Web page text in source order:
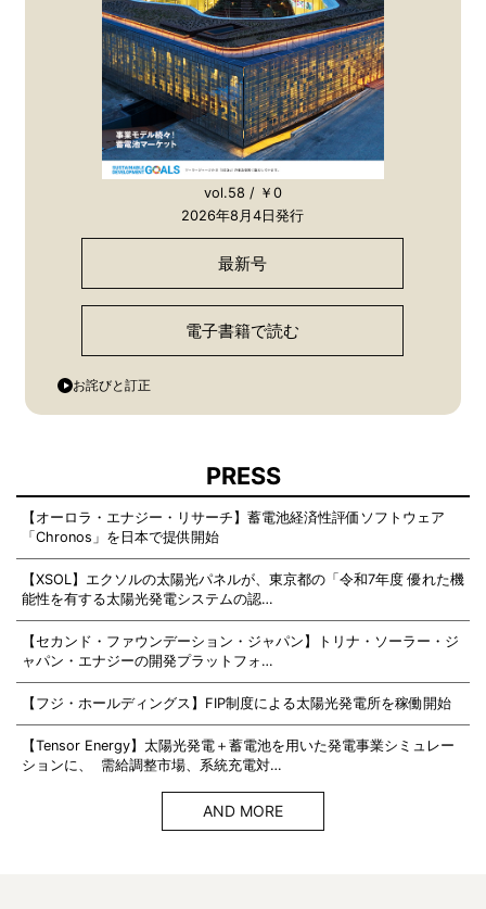
vol.58 / ￥0
2026年8月4日発行
最新号
電子書籍で読む
お詫びと訂正
PRESS
【オーロラ・エナジー・リサーチ】蓄電池経済性評価ソフトウェア
「Chronos」を日本で提供開始
【XSOL】エクソルの太陽光パネルが、東京都の「令和7年度 優れた機
能性を有する太陽光発電システムの認…
【セカンド・ファウンデーション・ジャパン】トリナ・ソーラー・ジ
ャパン・エナジーの開発プラットフォ…
【フジ・ホールディングス】FIP制度による太陽光発電所を稼働開始
【Tensor Energy】太陽光発電＋蓄電池を用いた発電事業シミュレー
ションに、 需給調整市場、系統充電対…
AND MORE